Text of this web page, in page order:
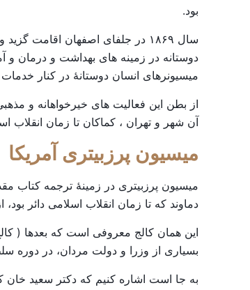
بود.
دوستانه در زمینه های بهداشت و درمان
میسیونرهای انسان دوستانۀ در کنار
آن شهر و تهران ، کماکان تا زمان انقلاب
میسیون پرزبیتری آمریکا
دماوند که تا زمان انقلاب اسلامی دائر
این همان کالج معروفی است که بعدها (
بسیاری از وزرا و دولت مردان، در دوره
به جا است اشاره کنیم که دکتر سعید خان